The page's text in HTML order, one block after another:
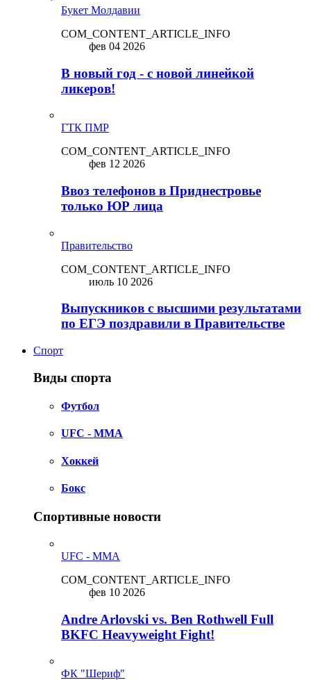
Букет Молдавии
COM_CONTENT_ARTICLE_INFO
фев 04 2026
В новый год - с новой линейкой
ликepoв!
ГТК ПМР
COM_CONTENT_ARTICLE_INFO
фев 12 2026
Ввоз телефонов в Приднестровье
только ЮР лица
Правительство
COM_CONTENT_ARTICLE_INFO
июль 10 2026
Выпускников с высшими результатами
по ЕГЭ поздравили в Правительстве
Спорт
Виды спорта
Футбол
UFC - MMA
Хоккей
Бокс
Спортивные новости
UFC - MMA
COM_CONTENT_ARTICLE_INFO
фев 10 2026
Andre Arlovski vs. Ben Rothwell Full
BKFC Heavyweight Fight!
ФК "Шериф"